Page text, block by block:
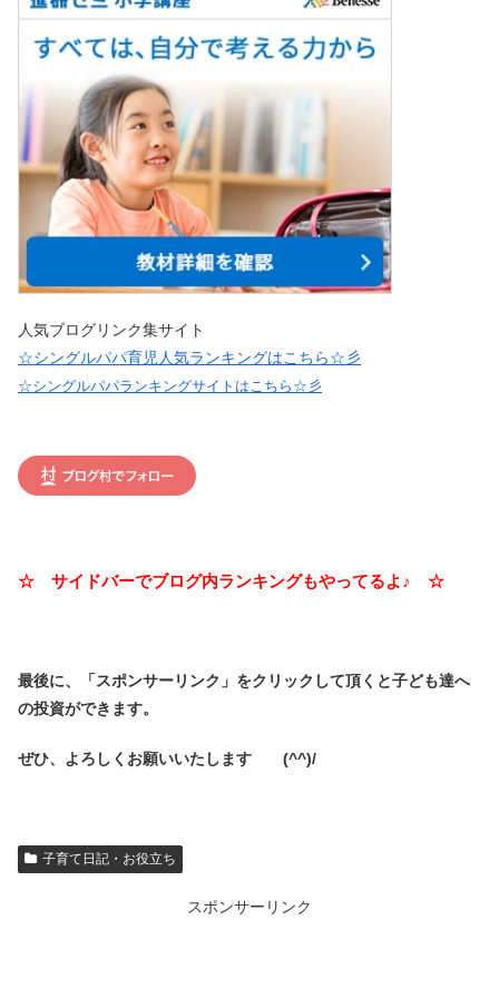
人気ブログリンク集サイト
☆シングルパパ育児人気ランキングはこちら☆彡
☆シングルパパランキングサイトはこちら☆彡
☆ サイドバーでブログ内ランキングもやってるよ♪ ☆
最後に、「スポンサーリンク」をクリックして頂くと子ども達へ
の投資ができます。
ぜひ、よろしくお願いいたします (^^)/
子育て日記・お役立ち
スポンサーリンク